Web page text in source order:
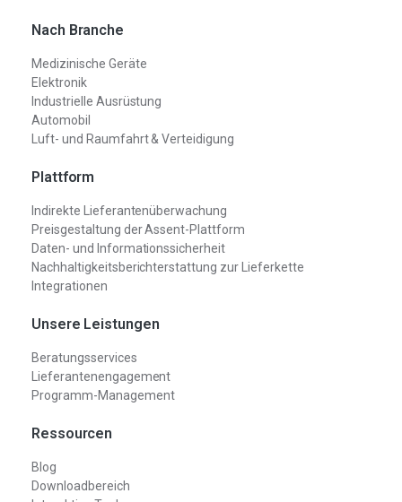
Nach Branche
Medizinische Geräte
Elektronik
Industrielle Ausrüstung
Automobil
Luft- und Raumfahrt & Verteidigung
Plattform
Indirekte Lieferantenüberwachung
Preisgestaltung der Assent-Plattform
Daten- und Informationssicherheit
Nachhaltigkeitsberichterstattung zur Lieferkette
Integrationen
Unsere Leistungen
Beratungsservices
Lieferantenengagement
Programm-Management
Ressourcen
Blog
Downloadbereich